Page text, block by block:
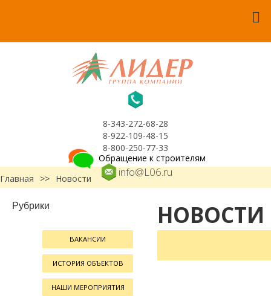
8-343-272-68-28
8-922-109-48-15
8-800-250-77-33
info@L06.ru
Обращение к строителям
Главная
>> Новости
Рубрики
ВАКАНСИИ
ИСТОРИЯ ОБЪЕКТОВ
НАШИ МЕРОПРИЯТИЯ
НОВОСТИ